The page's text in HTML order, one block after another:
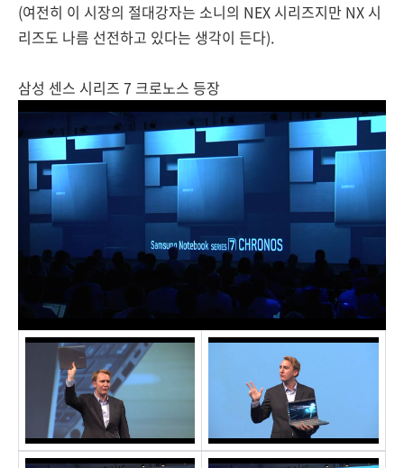
(여전히 이 시장의 절대강자는 소니의 NEX 시리즈지만 NX 시
리즈도 나름 선전하고 있다는 생각이 든다).
삼성 센스 시리즈 7 크로노스 등장